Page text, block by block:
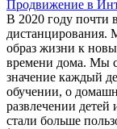
Продвижение в
В 2020 году почти
дистанцирования.
образ жизни к
времени дома. Мы
значение каждый
обучении, о
развлечении
стали больше